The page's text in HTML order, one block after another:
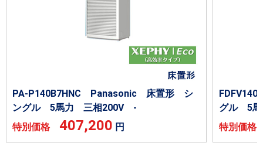
PA-P140B7HNC Panasonic 床置形 シ
ングル 5馬力 三相200V -
特別価格 407,200 円
グル 5
特別価